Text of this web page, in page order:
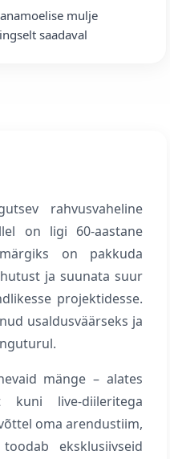
mulje
saadaval
rahvusvaheline
on ligi 60-aastane
on pakkuda
ja suunata suur
projektidesse.
usaldusväärseks ja
mänge – alates
kuni live-diileritega
oma arendustiim,
eksklusiivseid